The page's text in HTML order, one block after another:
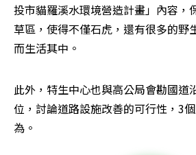
投市貓羅溪水環境營造計畫」內容，
草區，使得不僅石虎，還有很多的野
而生活其中。
此外，特生中心也與高公局會勘國道
位，討論道路設施改善的可行性，3
為。